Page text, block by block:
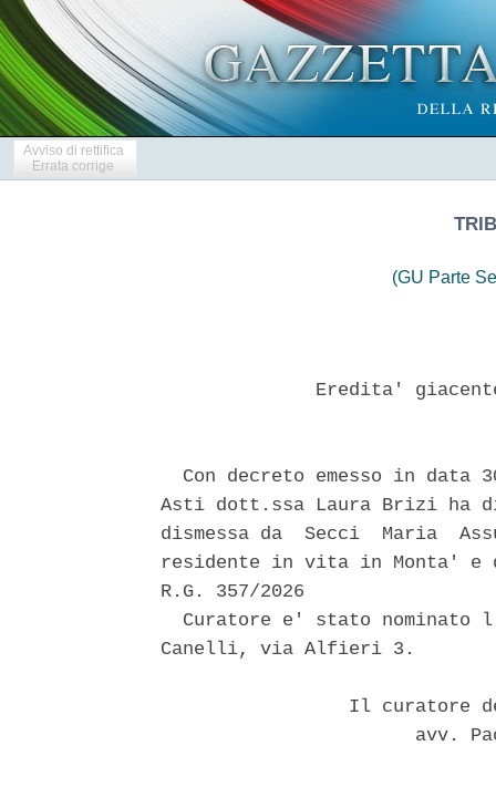
Avviso di rettifica
Errata corrige
(GU Parte
Eredita'
Con decreto emesso in data
Asti dott.ssa Laura Brizi ha
dismessa da  Secci  Maria
residente in vita in Monta' e
R.G. 357/2026
Curatore e' stato nominato
Canelli, via Alfieri 3.
Il curatore
avv.